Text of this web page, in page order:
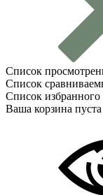
Список
Список
Список избранного
Ваша корзина пуста